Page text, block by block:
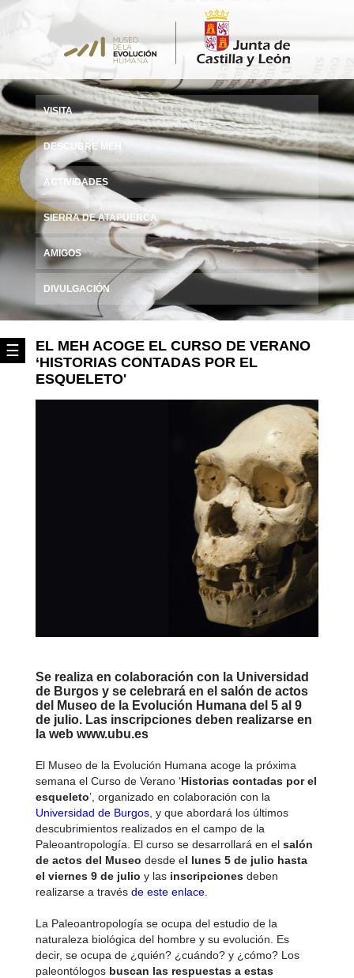
☰
VISITA
DESCUBRE MEH
ACTIVIDADES
SIERRA DE ATAPUERCA
AMIGOS
DIVULGACIÓN
EL MEH ACOGE EL CURSO DE VERANO
‘HISTORIAS CONTADAS POR EL
ESQUELETO'
Se realiza en colaboración con la Universidad
de Burgosy se celebrará en el salón de actos
del Museo de la Evolución Humana del 5 al 9
de julio. Las inscripciones deben realizarse en
la web www.ubu.es
El Museo de la Evolución Humana acoge la próxima
semana el Curso de Verano ‘Historias contadas por el
esqueleto’, organizado en colaboración con la
Universidad de Burgos, y que abordará los últimos
descubrimientos realizados en el campo de la
Paleoantropología. El curso se desarrollará en elsalón
de actos del Museo desde el lunes 5 de julio hasta
el viernes 9 de julio y las inscripciones deben
realizarse a través de este enlace.
La Paleoantropología se ocupa del estudio de la
naturaleza biológica del hombre y su evolución. Es
decir, se ocupa de ¿quién? ¿cuándo? y ¿cómo? Los
paleontólogosbuscan las respuestas a estas